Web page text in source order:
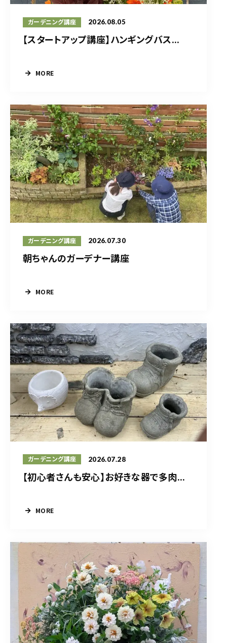
ガーデニング講座 2026.08.05
【スタートアップ講座】ハンギングバス...
MORE
ガーデニング講座 2026.07.30
朝ちゃんのガーデナー講座
MORE
ガーデニング講座 2026.07.28
【初心者さんも安心】お好きな器で多肉...
MORE